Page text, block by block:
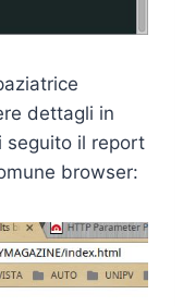
dettagli in
seguito il report
browser: